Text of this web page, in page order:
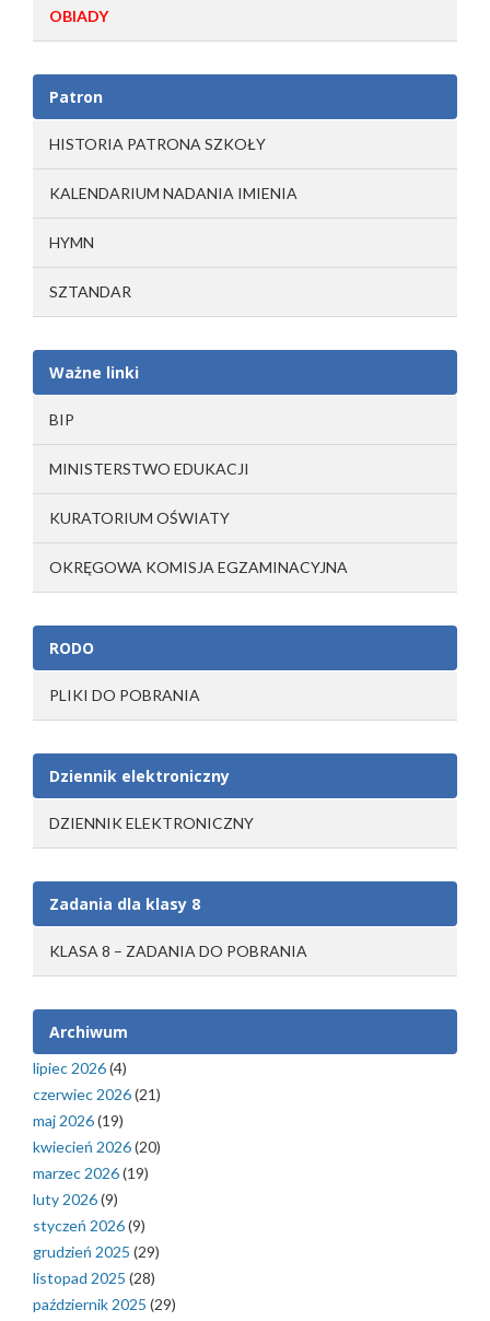
OBIADY
Patron
HISTORIA PATRONA SZKOŁY
KALENDARIUM NADANIA IMIENIA
HYMN
SZTANDAR
Ważne linki
BIP
MINISTERSTWO EDUKACJI
KURATORIUM OŚWIATY
OKRĘGOWA KOMISJA EGZAMINACYJNA
RODO
PLIKI DO POBRANIA
Dziennik elektroniczny
DZIENNIK ELEKTRONICZNY
Zadania dla klasy 8
KLASA 8 – ZADANIA DO POBRANIA
Archiwum
lipiec 2026(4)
czerwiec 2026(21)
maj 2026(19)
kwiecień 2026(20)
marzec 2026(19)
luty 2026(9)
styczeń 2026(9)
grudzień 2025 (29)
listopad 2025 (28)
październik 2025 (29)